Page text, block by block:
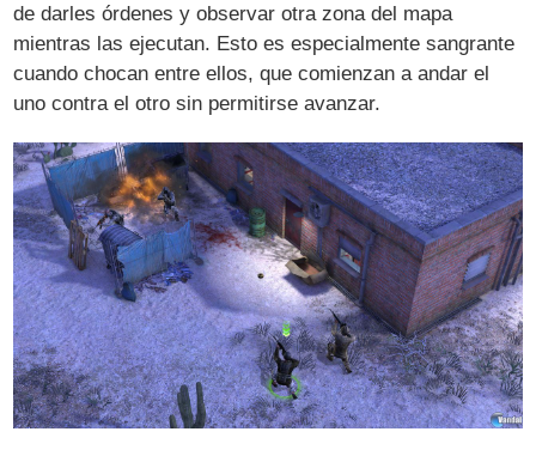
de darles órdenes y observar otra zona del mapa
mientras las ejecutan. Esto es especialmente sangrante
cuando chocan entre ellos, que comienzan a andar el
uno contra el otro sin permitirse avanzar.